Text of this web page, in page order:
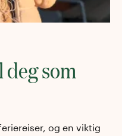
som
og en viktig